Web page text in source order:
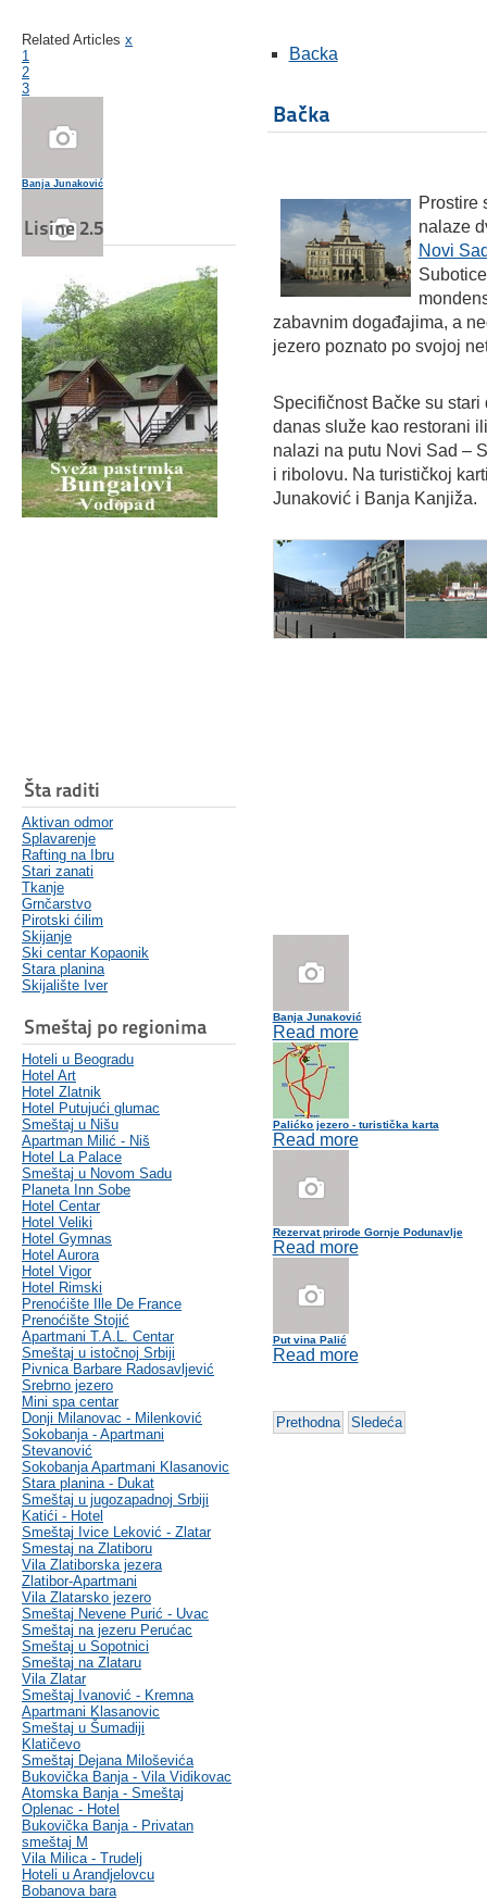
Related Articles x
1
2
3
Banja Junaković
Put vina Palić
Palićko jezero - turistička karta
Lisine 2.5
Šta raditi
Aktivan odmor
Splavarenje
Rafting na Ibru
Stari zanati
Tkanje
Grnčarstvo
Pirotski ćilim
Skijanje
Ski centar Kopaonik
Stara planina
Skijalište Iver
Smeštaj po regionima
Hoteli u Beogradu
Hotel Art
Hotel Zlatnik
Hotel Putujući glumac
Smeštaj u Nišu
Apartman Milić - Niš
Hotel La Palace
Smeštaj u Novom Sadu
Planeta Inn Sobe
Hotel Centar
Hotel Veliki
Hotel Gymnas
Hotel Aurora
Hotel Vigor
Hotel Rimski
Prenoćište Ille De France
Prenoćište Stojić
Apartmani T.A.L. Centar
Smeštaj u istočnoj Srbiji
Pivnica Barbare Radosavljević
Srebrno jezero
Mini spa centar
Donji Milanovac - Milenković
Sokobanja - Apartmani
Stevanović
Sokobanja Apartmani Klasanovic
Stara planina - Dukat
Smeštaj u jugozapadnoj Srbiji
Katići - Hotel
Smeštaj Ivice Leković - Zlatar
Smestaj na Zlatiboru
Vila Zlatiborska jezera
Zlatibor-Apartmani
Vila Zlatarsko jezero
Smeštaj Nevene Purić - Uvac
Smeštaj na jezeru Perućac
Smeštaj u Sopotnici
Smeštaj na Zlataru
Vila Zlatar
Smeštaj Ivanović - Kremna
Apartmani Klasanovic
Smeštaj u Šumadiji
Klatičevo
Smeštaj Dejana Miloševića
Bukovička Banja - Vila Vidikovac
Atomska Banja - Smeštaj
Oplenac - Hotel
Bukovička Banja - Privatan
smeštaj M
Vila Milica - Trudelj
Hoteli u Arandjelovcu
Bobanova bara
Backa
Bačka
Prostire
nalaze
Novi
zabavnim događajima, a
jezero poznato po svojoj
Specifičnost Bačke su
danas služe kao restorani
nalazi na putu Novi Sad –
i ribolovu. Na turističkoj
Junaković i Banja Kanjiža.
Banja Junaković
Read more
Palićko jezero - turistička karta
Read more
Rezervat prirode Gornje Podunavlje
Read more
Put vina Palić
Read more
Prethodna Sledeća